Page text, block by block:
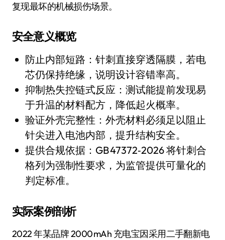
复现最坏的机械损伤场景。
安全意义概览
防止内部短路：针刺直接穿透隔膜，若电
芯仍保持绝缘，说明设计容错率高。
抑制热失控链式反应：测试能提前发现易
于升温的材料配方，降低起火概率。
验证外壳完整性：外壳材料必须足以阻止
针尖进入电池内部，提升结构安全。
提供合规依据：GB 47372‑2026 将针刺合
格列为强制性要求，为监管提供可量化的
判定标准。
实际案例剖析
2022 年某品牌 2000 mAh 充电宝因采用二手翻新电